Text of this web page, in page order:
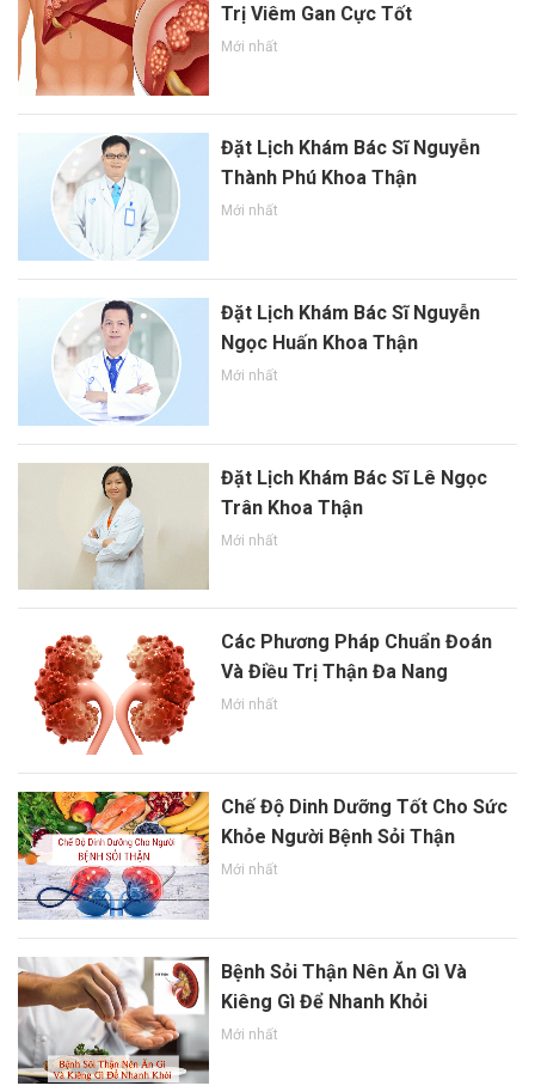
Trị Viêm Gan Cực Tốt
Mới nhất
Đặt Lịch Khám Bác Sĩ Nguyễn
Thành Phú Khoa Thận
Mới nhất
Đặt Lịch Khám Bác Sĩ Nguyễn
Ngọc Huấn Khoa Thận
Mới nhất
Đặt Lịch Khám Bác Sĩ Lê Ngọc
Trân Khoa Thận
Mới nhất
Các Phương Pháp Chuẩn Đoán
Và Điều Trị Thận Đa Nang
Mới nhất
Chế Độ Dinh Dưỡng Tốt Cho Sức
Khỏe Người Bệnh Sỏi Thận
Mới nhất
Bệnh Sỏi Thận Nên Ăn Gì Và
Kiêng Gì Để Nhanh Khỏi
Mới nhất